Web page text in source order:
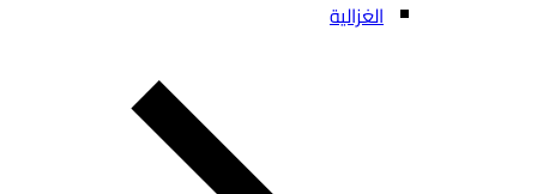
الغزالية